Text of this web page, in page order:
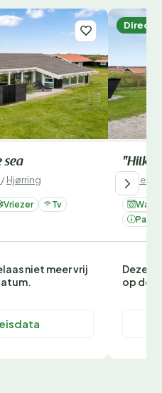
sea
/Hjørring
Vriezer Tv
niet meer vrij
Direct
Deze
op de